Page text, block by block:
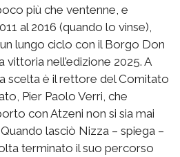
più che ventenne, e
al 2016 (quando lo vinse),
lungo ciclo con il Borgo Don
nell’edizione 2025. A
scelta è il rettore del Comitato
Pier Paolo Verri, che
con Atzeni non si sia mai
lasciò Nizza – spiega –
terminato il suo percorso